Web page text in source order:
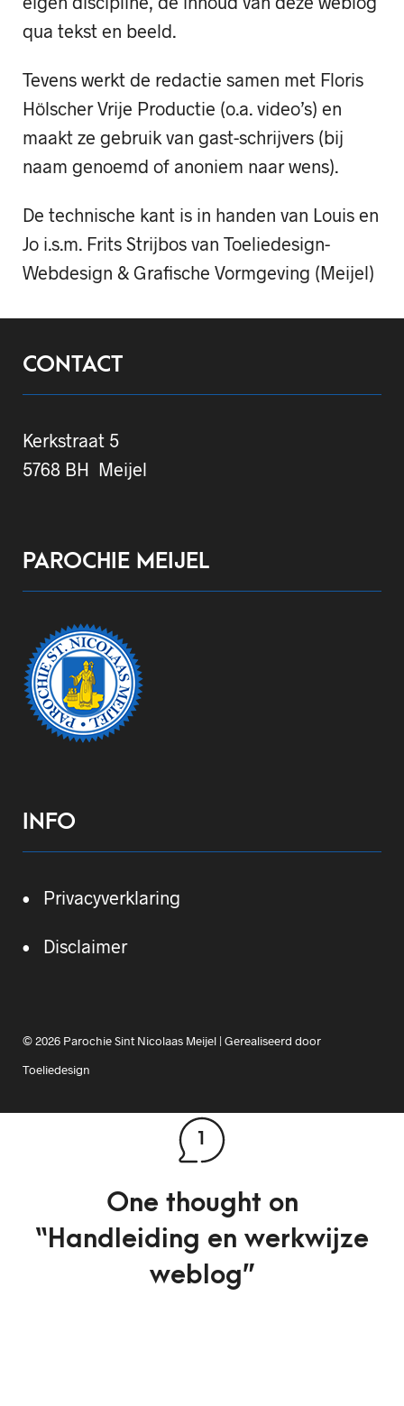
qua tekst en beeld.
Tevens werkt de redactie samen met Floris
Hölscher Vrije Productie (o.a. video’s) en
maakt ze gebruik van gast-schrijvers (bij
naam genoemd of anoniem naar wens).
De technische kant is in handen van Louis en
Jo i.s.m. Frits Strijbos van Toeliedesign-
Webdesign & Grafische Vormgeving (Meijel)
CONTACT
Kerkstraat 5
5768 BH Meijel
PAROCHIE MEIJEL
INFO
• Privacyverklaring
• Disclaimer
© 2026 Parochie Sint Nicolaas Meijel | Gerealiseerd door
Toeliedesign
1
One thought on
“Handleiding en werkwijze
weblog”